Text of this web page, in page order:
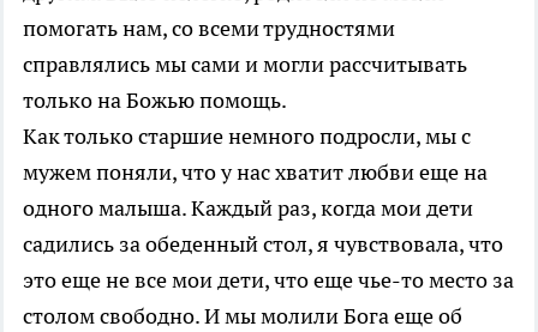
помогать нам, со всеми трудностями
справлялись мы сами и могли рассчитывать
только на Божью помощь.
Как только старшие немного подросли, мы с
мужем поняли, что у нас хватит любви еще на
одного малыша. Каждый раз, когда мои дети
садились за обеденный стол, я чувствовала, что
это еще не все мои дети, что еще чье-то место за
столом свободно. И мы молили Бога еще об